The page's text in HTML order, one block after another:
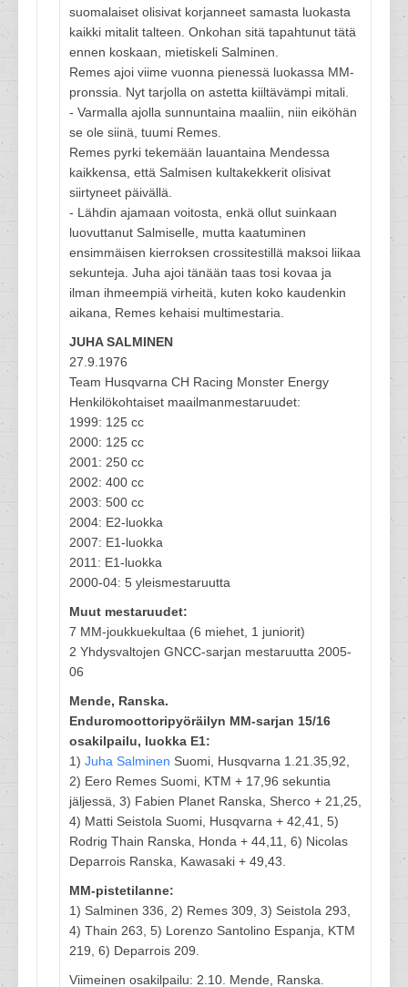
suomalaiset olisivat korjanneet samasta luokasta
kaikki mitalit talteen. Onkohan sitä tapahtunut tätä
ennen koskaan, mietiskeli Salminen.
Remes ajoi viime vuonna pienessä luokassa MM-
pronssia. Nyt tarjolla on astetta kiiltävämpi mitali.
- Varmalla ajolla sunnuntaina maaliin, niin eiköhän
se ole siinä, tuumi Remes.
Remes pyrki tekemään lauantaina Mendessa
kaikkensa, että Salmisen kultakekkerit olisivat
siirtyneet päivällä.
- Lähdin ajamaan voitosta, enkä ollut suinkaan
luovuttanut Salmiselle, mutta kaatuminen
ensimmäisen kierroksen crossitestillä maksoi liikaa
sekunteja. Juha ajoi tänään taas tosi kovaa ja
ilman ihmeempiä virheitä, kuten koko kaudenkin
aikana, Remes kehaisi multimestaria.
JUHA SALMINEN
27.9.1976
Team Husqvarna CH Racing Monster Energy
Henkilökohtaiset maailmanmestaruudet:
1999: 125 cc
2000: 125 cc
2001: 250 cc
2002: 400 cc
2003: 500 cc
2004: E2-luokka
2007: E1-luokka
2011: E1-luokka
2000-04: 5 yleismestaruutta
Muut mestaruudet:
7 MM-joukkuekultaa (6 miehet, 1 juniorit)
2 Yhdysvaltojen GNCC-sarjan mestaruutta 2005-
06
Mende, Ranska.
Enduromoottoripyöräilyn MM-sarjan 15/16
osakilpailu, luokka E1:
1) Juha Salminen Suomi, Husqvarna 1.21.35,92,
2) Eero Remes Suomi, KTM + 17,96 sekuntia
jäljessä, 3) Fabien Planet Ranska, Sherco + 21,25,
4) Matti Seistola Suomi, Husqvarna + 42,41, 5)
Rodrig Thain Ranska, Honda + 44,11, 6) Nicolas
Deparrois Ranska, Kawasaki + 49,43.
MM-pistetilanne:
1) Salminen 336, 2) Remes 309, 3) Seistola 293,
4) Thain 263, 5) Lorenzo Santolino Espanja, KTM
219, 6) Deparrois 209.
Viimeinen osakilpailu: 2.10. Mende, Ranska.